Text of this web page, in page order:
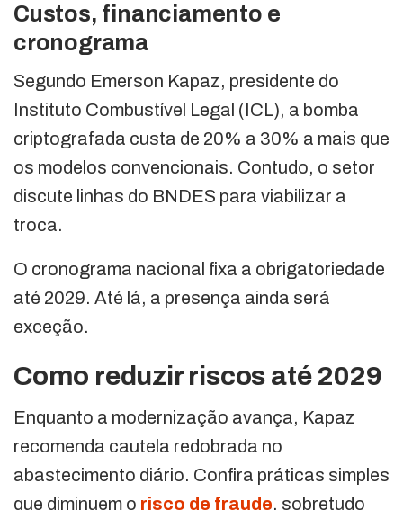
Custos, financiamento e
cronograma
Segundo Emerson Kapaz, presidente do
Instituto Combustível Legal (ICL), a bomba
criptografada custa de 20% a 30% a mais que
os modelos convencionais. Contudo, o setor
discute linhas do BNDES para viabilizar a
troca.
O cronograma nacional fixa a obrigatoriedade
até 2029. Até lá, a presença ainda será
exceção.
Como reduzir riscos até 2029
Enquanto a modernização avança, Kapaz
recomenda cautela redobrada no
abastecimento diário. Confira práticas simples
que diminuem o risco de fraude, sobretudo